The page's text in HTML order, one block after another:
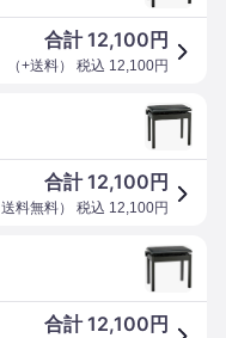
合計12,100 円
（+送料） 税込 12,100円
合計12,100 円
送料無料） 税込 12,100円
合計12,100 円